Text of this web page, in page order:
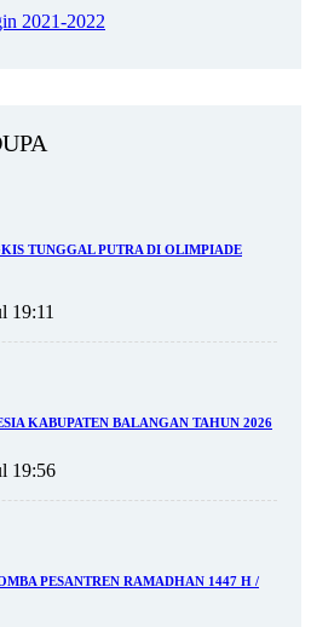
TUNGGAL PUTRA DI OLIMPIADE
19:11
KABUPATEN BALANGAN TAHUN 2026
19:56
PESANTREN RAMADHAN 1447 H /